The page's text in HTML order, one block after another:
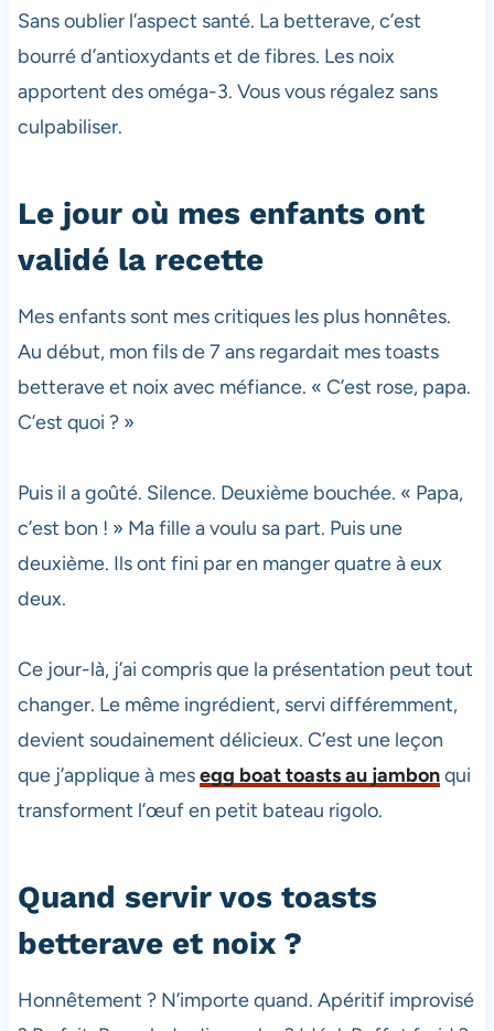
Sans oublier l’aspect santé. La betterave, c’est
bourré d’antioxydants et de fibres. Les noix
apportent des oméga-3. Vous vous régalez sans
culpabiliser.
Le jour où mes enfants ont
validé la recette
Mes enfants sont mes critiques les plus honnêtes.
Au début, mon fils de 7 ans regardait mes toasts
betterave et noix avec méfiance. « C’est rose, papa.
C’est quoi ? »
Puis il a goûté. Silence. Deuxième bouchée. « Papa,
c’est bon ! » Ma fille a voulu sa part. Puis une
deuxième. Ils ont fini par en manger quatre à eux
deux.
Ce jour-là, j’ai compris que la présentation peut tout
changer. Le même ingrédient, servi différemment,
devient soudainement délicieux. C’est une leçon
que j’applique à mesegg boat toasts au jambonqui
transforment l’œuf en petit bateau rigolo.
Quand servir vos toasts
betterave et noix ?
Honnêtement ? N’importe quand. Apéritif improvisé